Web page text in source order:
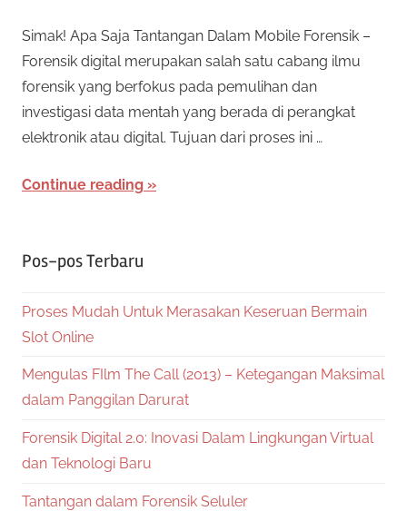
Simak! Apa Saja Tantangan Dalam Mobile Forensik –
Forensik digital merupakan salah satu cabang ilmu
forensik yang berfokus pada pemulihan dan
investigasi data mentah yang berada di perangkat
elektronik atau digital. Tujuan dari proses ini …
Continue reading
Pos-pos Terbaru
Proses Mudah Untuk Merasakan Keseruan Bermain
Slot Online
Mengulas FIlm The Call (2013) – Ketegangan Maksimal
dalam Panggilan Darurat
Forensik Digital 2.0: Inovasi Dalam Lingkungan Virtual
dan Teknologi Baru
Tantangan dalam Forensik Seluler